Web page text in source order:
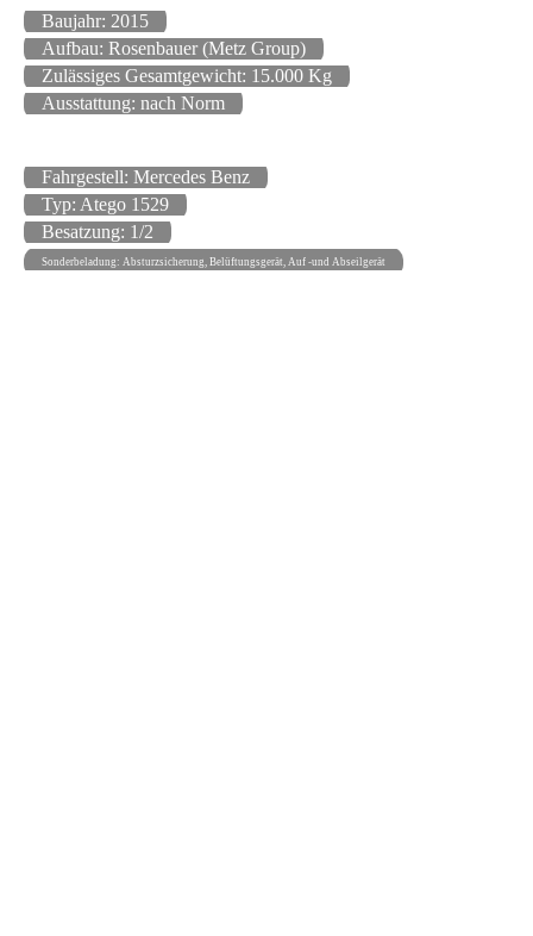
Baujahr: 2015
Aufbau: Rosenbauer (Metz Group)
Zulässiges Gesamtgewicht: 15.000 Kg
Ausstattung: nach Norm
Fahrgestell: Mercedes Benz
Typ: Atego 1529
Besatzung: 1/2
Sonderbeladung: Absturzsicherung, Belüftungsgerät, Auf -und Abseilgerät